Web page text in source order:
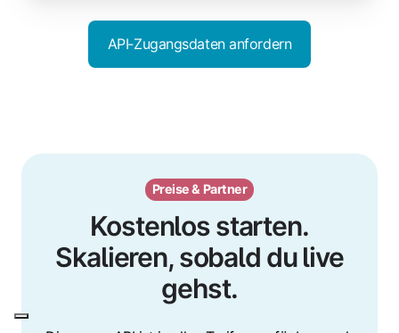
API‑Zugangsdaten anfordern
Preise & Partner
Kostenlos starten.
Skalieren, sobald du live
gehst.